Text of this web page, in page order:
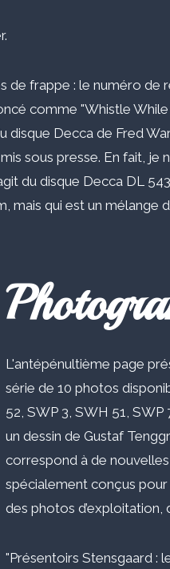
frappe : le numéro de
comme "Whistle While
disque Decca de Fred
sous presse. En fait, je
du disque Decca DL
mais qui est un mélange
L'antépénultième page
série de 10 photos
52, SWP 3, SWH 51,
un dessin de Gustaf
correspond à de
spécialement conçus
des photos d’exploitation,
"Présentoirs Stensgaard :